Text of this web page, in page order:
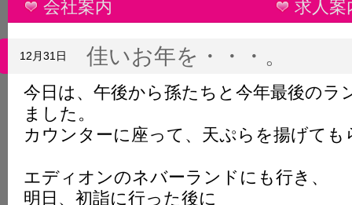
会社案内
求人案
佳いお年を・・・。
12月31日
今日は、午後から孫たちと今年最後のラ
ました。
カウンターに座って、天ぷらを揚げても
エディオンのネバーランドにも行き、
明日、初詣に行った後に